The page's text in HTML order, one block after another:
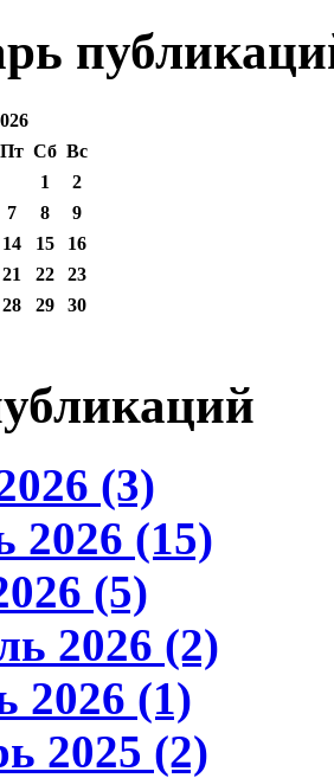
Пт Сб Вс
1
2
7 8
9
14 15
16
21 22
23
28 29
30
(3)
2026 (15)
(5)
2026 (2)
2026 (1)
2025 (2)